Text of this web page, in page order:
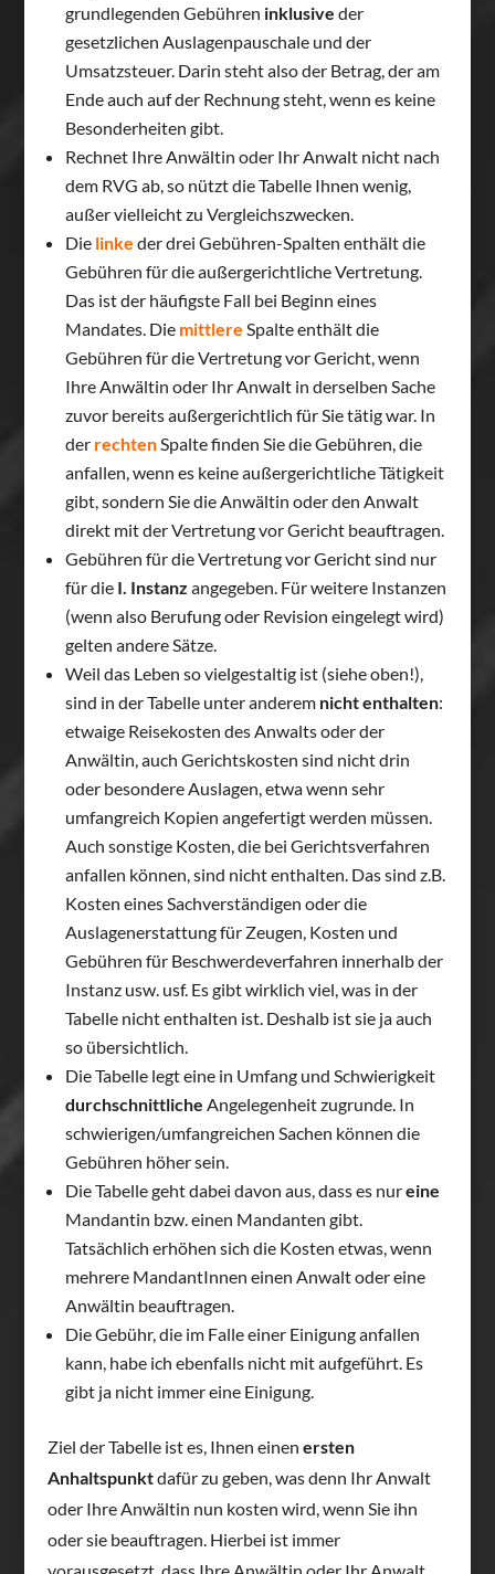
grundlegenden Gebühren inklusive der
gesetzlichen Auslagenpauschale und der
Umsatzsteuer. Darin steht also der Betrag, der am
Ende auch auf der Rechnung steht, wenn es keine
Besonderheiten gibt.
Rechnet Ihre Anwältin oder Ihr Anwalt nicht nach
dem RVG ab, so nützt die Tabelle Ihnen wenig,
außer vielleicht zu Vergleichszwecken.
Die linke der drei Gebühren-Spalten enthält die
Gebühren für die außergerichtliche Vertretung.
Das ist der häufigste Fall bei Beginn eines
Mandates. Die mittlere Spalte enthält die
Gebühren für die Vertretung vor Gericht, wenn
Ihre Anwältin oder Ihr Anwalt in derselben Sache
zuvor bereits außergerichtlich für Sie tätig war. In
der rechtenSpalte finden Sie die Gebühren, die
anfallen, wenn es keine außergerichtliche Tätigkeit
gibt, sondern Sie die Anwältin oder den Anwalt
direkt mit der Vertretung vor Gericht beauftragen.
Gebühren für die Vertretung vor Gericht sind nur
für die I. Instanz angegeben. Für weitere Instanzen
(wenn also Berufung oder Revision eingelegt wird)
gelten andere Sätze.
Weil das Leben so vielgestaltig ist (siehe oben!),
sind in der Tabelle unter anderem nicht enthalten:
etwaige Reisekosten des Anwalts oder der
Anwältin, auch Gerichtskosten sind nicht drin
oder besondere Auslagen, etwa wenn sehr
umfangreich Kopien angefertigt werden müssen.
Auch sonstige Kosten, die bei Gerichtsverfahren
anfallen können, sind nicht enthalten. Das sind z.B.
Kosten eines Sachverständigen oder die
Auslagenerstattung für Zeugen, Kosten und
Gebühren für Beschwerdeverfahren innerhalb der
Instanz usw. usf. Es gibt wirklich viel, was in der
Tabelle nicht enthalten ist. Deshalb ist sie ja auch
so übersichtlich.
Die Tabelle legt eine in Umfang und Schwierigkeit
durchschnittliche Angelegenheit zugrunde. In
schwierigen/umfangreichen Sachen können die
Gebühren höher sein.
Die Tabelle geht dabei davon aus, dass es nureine
Mandantin bzw. einen Mandanten gibt.
Tatsächlich erhöhen sich die Kosten etwas, wenn
mehrere MandantInnen einen Anwalt oder eine
Anwältin beauftragen.
Die Gebühr, die im Falle einer Einigung anfallen
kann, habe ich ebenfalls nicht mit aufgeführt. Es
gibt ja nicht immer eine Einigung.
Ziel der Tabelle ist es, Ihnen einen ersten
Anhaltspunktdafür zu geben, was denn Ihr Anwalt
oder Ihre Anwältin nun kosten wird, wenn Sie ihn
oder sie beauftragen. Hierbei ist immer